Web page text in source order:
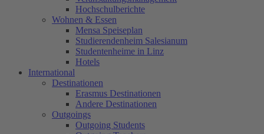
Hochschulberichte
Wohnen & Essen
Mensa Speiseplan
Studierendenheim Salesianum
Studentenheime in Linz
Hotels
International
Destinationen
Erasmus Destinationen
Andere Destinationen
Outgoings
Outgoing Students